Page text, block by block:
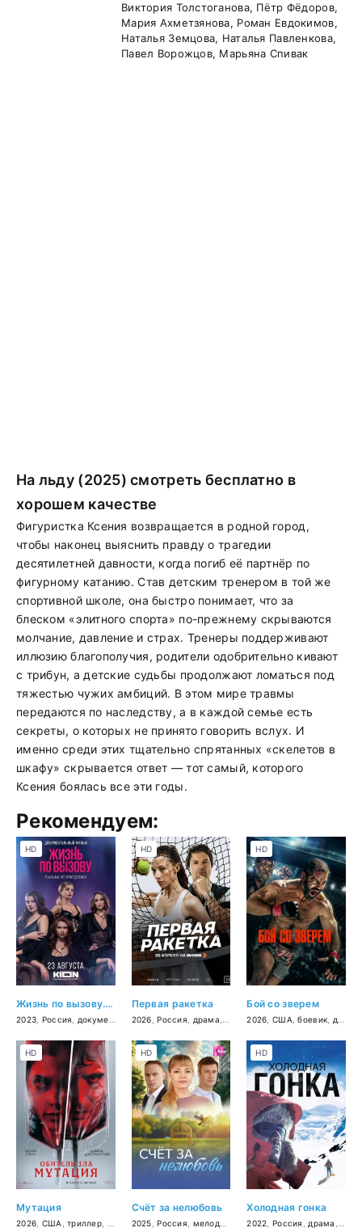
Виктория Толстоганова, Пётр Фёдоров,
Мария Ахметзянова, Роман Евдокимов,
Наталья Земцова, Наталья Павленкова,
Павел Ворожцов, Марьяна Спивак
На льду (2025) смотреть бесплатно в
хорошем качестве
Фигуристка Ксения возвращается в родной город,
чтобы наконец выяснить правду о трагедии
десятилетней давности, когда погиб её партнёр по
фигурному катанию. Став детским тренером в той же
спортивной школе, она быстро понимает, что за
блеском «элитного спорта» по-прежнему скрываются
молчание, давление и страх. Тренеры поддерживают
иллюзию благополучия, родители одобрительно кивают
с трибун, а детские судьбы продолжают ломаться под
тяжестью чужих амбиций. В этом мире травмы
передаются по наследству, а в каждой семье есть
секреты, о которых не принято говорить вслух. И
именно среди этих тщательно спрятанных «скелетов в
шкафу» скрывается ответ — тот самый, которого
Ксения боялась все эти годы.
Рекомендуем:
Жизнь по вызову. Док
2023 Россия документальный
HD
Первая ракетка
2026 ,Россия драма спорт
HD
Бой со зверем
2026 США ,боевик драма
HD
Мутация
2026 США ,триллер фантастика
HD
Счёт за нелюбовь
2025 ,Россия мелодрама
HD
Холодная гонка
2022 Россия драма
HD